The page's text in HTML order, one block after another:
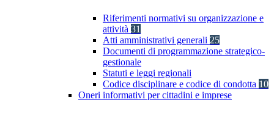
Riferimenti normativi su organizzazione e
attività 31
Atti amministrativi generali 25
Documenti di programmazione strategico-
gestionale
Statuti e leggi regionali
Codice disciplinare e codice di condotta 10
Oneri informativi per cittadini e imprese